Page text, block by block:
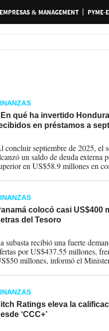
EMPRESAS & MANAGEMENT PYME-
qué ha invertido
en préstamos a
concluir septiembre de 2025, el
un saldo de deuda externa
en US$58.9 millones en
colocó casi US$400
del Tesoro
subasta recibió una fuerte
por US$437.55 millones,
millones, informó el
Ratings eleva la
‘CCC+’